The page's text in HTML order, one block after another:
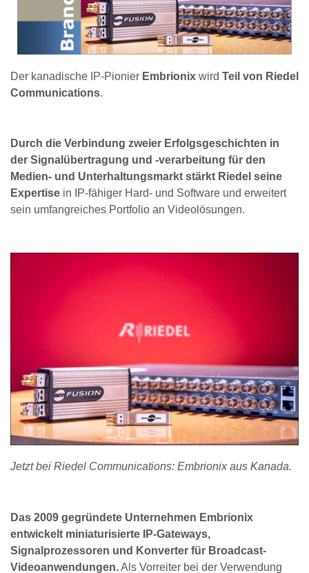
Der kanadische IP-Pionier Embrionix wird Teil von Riedel
Communications.
Durch die Verbindung zweier Erfolgsgeschichten in
der Signalübertragung und -verarbeitung für den
Medien- und Unterhaltungsmarkt stärkt Riedel seine
Expertise in IP-fähiger Hard- und Software und erweitert
sein umfangreiches Portfolio an Videolösungen.
Jetzt bei Riedel Communications: Embrionix aus Kanada.
Das 2009 gegründete Unternehmen Embrionix
entwickelt miniaturisierte IP-Gateways,
Signalprozessoren und Konverter für Broadcast-
Videoanwendungen.Als Vorreiter bei der Verwendung